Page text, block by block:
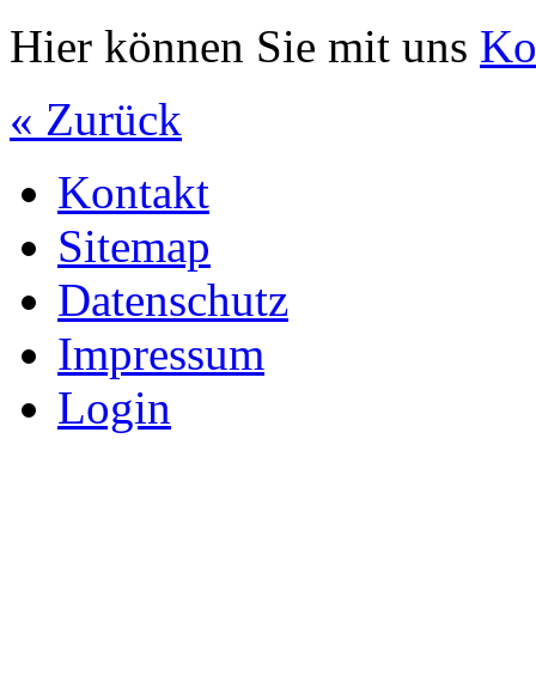
Hier können Sie mit uns
« Zurück
Kontakt
Sitemap
Datenschutz
Impressum
Login